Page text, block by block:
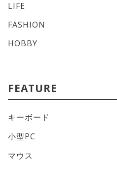
LIFE
FASHION
HOBBY
FEATURE
キーボード
小型PC
マウス